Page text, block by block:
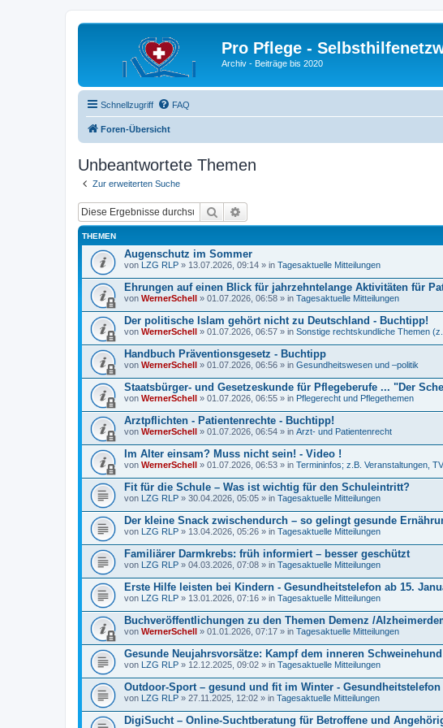
Pro Pflege -
Archiv - Beiträge bis 2020
Schnellzugriff FAQ
Foren-Übersicht
Unbeantwortete Themen
Zur erweiterten Suche
Suche
THEMEN
Augenschutz im Sommer
von LZG RLP » 13.07.2026, 09:14 » in Tagesaktuelle Mitteilungen
Ehrungen auf einen Blick für jahrzehntelange Aktivitäten für
von WernerSchell » 01.07.2026, 06:58 » in Tagesaktuelle Mitteilungen
Der politische Islam gehört nicht zu Deutschland - Buchtipp!
von WernerSchell » 01.07.2026, 06:57 » in Sonstige rechtskundliche Themen
Handbuch Präventionsgesetz - Buchtipp
von WernerSchell » 01.07.2026, 06:56 » in Gesundheitswesen und –politik
Staatsbürger- und Gesetzeskunde für Pflegeberufe ... "Der
von WernerSchell » 01.07.2026, 06:55 » in Pflegerecht und Pflegethemen
Arztpflichten - Patientenrechte - Buchtipp!
von WernerSchell » 01.07.2026, 06:54 » in Arzt- und Patientenrecht
Im Alter einsam? Muss nicht sein! - Video !
von WernerSchell » 01.07.2026, 06:53 » in Termininfos; z.B. Veranstaltungen, TV
Fit für die Schule – Was ist wichtig für den Schuleintritt?
von LZG RLP » 30.04.2026, 05:05 » in Tagesaktuelle Mitteilungen
Der kleine Snack zwischendurch – so gelingt gesunde
von LZG RLP » 13.04.2026, 05:26 » in Tagesaktuelle Mitteilungen
Familiärer Darmkrebs: früh informiert – besser geschützt
von LZG RLP » 04.03.2026, 07:08 » in Tagesaktuelle Mitteilungen
Erste Hilfe leisten bei Kindern - Gesundheitstelefon ab 15.
von LZG RLP » 13.01.2026, 07:16 » in Tagesaktuelle Mitteilungen
Buchveröffentlichungen zu den Themen Demenz /
von WernerSchell » 01.01.2026, 07:17 » in Tagesaktuelle Mitteilungen
Gesunde Neujahrsvorsätze: Kampf dem inneren Schweinehund
von LZG RLP » 12.12.2025, 09:02 » in Tagesaktuelle Mitteilungen
Outdoor-Sport – gesund und fit im Winter - Gesundheitstelefon
von LZG RLP » 27.11.2025, 12:02 » in Tagesaktuelle Mitteilungen
DigiSucht – Online-Suchtberatung für Betroffene und